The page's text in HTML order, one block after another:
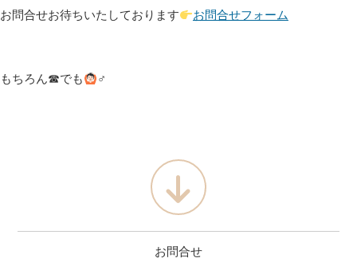
お問合せお待ちいたしております お問合せフォーム
もちろん☎でも ‍♂
お問合せ